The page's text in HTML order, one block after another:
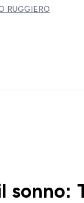
RUGGIERO
sonno: